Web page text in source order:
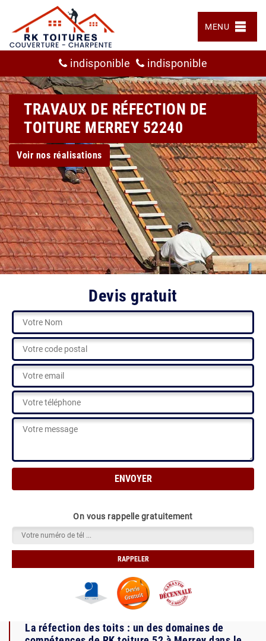
MENU
indisponible indisponible
TRAVAUX DE RÉFECTION DE
TOITURE MERREY 52240
Voir nos réalisations
Devis gratuit
On vous rappelle gratuitement
La réfection des toits : un des domaines de